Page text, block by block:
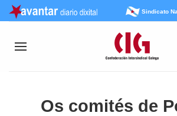
Sindicato
Os comités de